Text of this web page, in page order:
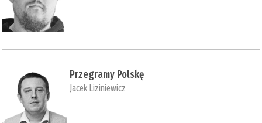
Przegramy Polskę
Jacek Liziniewicz